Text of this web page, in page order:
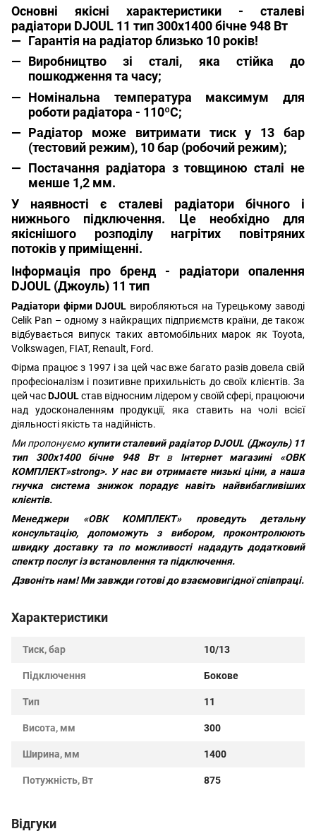
Основні якісні характеристики - сталеві
радіатори DJOUL 11 тип 300х1400 бічне 948 Вт
Гарантія на радіатор близько 10 років!
Виробництво зі сталі, яка стійка до
пошкодження та часу;
Номінальна температура максимум для
роботи радіатора - 110ºС;
Радіатор може витримати тиск у 13 бар
(тестовий режим), 10 бар (робочий режим);
Постачання радіатора з товщиною сталі не
менше 1,2 мм.
У наявності є сталеві радіатори бічного і
нижнього підключення. Це необхідно для
якіснішого розподілу нагрітих повітряних
потоків у приміщенні.
Інформація про бренд - радіатори опалення
DJOUL (Джоуль) 11 тип
Радіатори фірми DJOUL виробляються на Турецькому заводі
Celik Pan – одному з найкращих підприємств країни, де також
відбувається випуск таких автомобільних марок як Toyota,
Volkswagen, FIAT, Renault, Ford.
Фірма працює з 1997 і за цей час вже багато разів довела свій
професіоналізм і позитивне прихильність до своїх клієнтів. За
цей часDJOULстав відносним лідером у своїй сфері, працюючи
над удосконаленням продукції, яка ставить на чолі всієї
діяльності якість та надійність.
Ми пропонуємо купити сталевий радіаторDJOUL (Джоуль) 11
тип 300х1400 бічне 948 Вт в Інтернет магазині «ОВК
КОМПЛЕКТ»strong>. У нас ви отримаєте низькі ціни, а наша
гнучка система знижок порадує навіть найвибагливіших
клієнтів.
Менеджери «ОВК КОМПЛЕКТ»проведуть детальну
консультацію, допоможуть з вибором, проконтролюють
швидку доставку та по можливості нададуть додатковий
спектр послуг із встановлення та підключення.
Дзвоніть нам!Ми завжди готові до взаємовигідної співпраці.
Характеристики
Тиск, бар 10/13
Підключення Бокове
Тип 11
Висота, мм 300
Ширина, мм 1400
Потужність, Вт 875
Відгуки